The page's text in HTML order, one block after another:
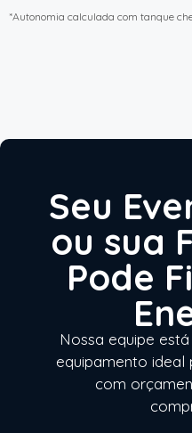
*Autonomia calculada com tanque
Seu
ou sua
Pode
Nossa equipe
equipamento ideal
com